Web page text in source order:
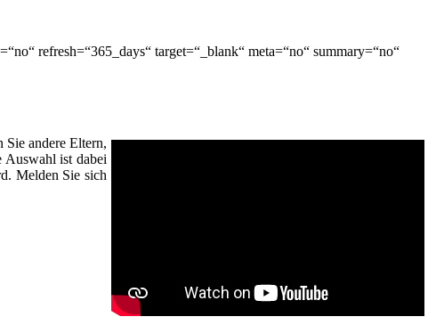
refresh=“365_days“ target=“_blank“ meta=“no“ summary=“no“
andere Eltern,
Auswahl ist dabei
Melden Sie sich